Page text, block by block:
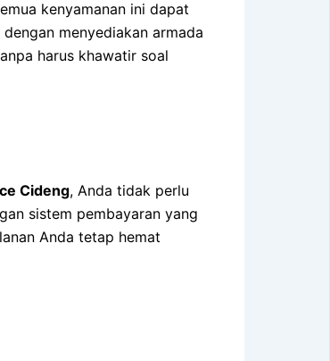
kenyamanan ini dapat
menyediakan armada
harus khawatir soal
Cideng, Anda tidak perlu
sistem pembayaran yang
Anda tetap hemat